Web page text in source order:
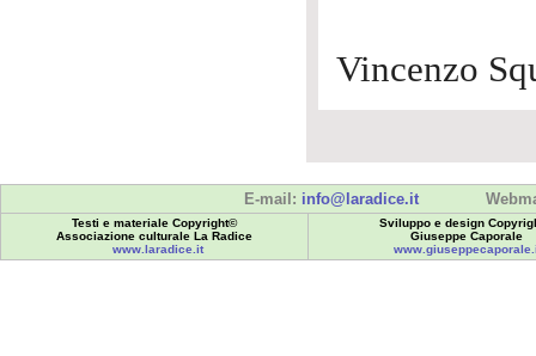
Vincenzo
E-mail: info@laradice.it
Testi e materiale Copyright©
Associazione culturale La Radice
www.laradice.it
Sviluppo e design
Giuseppe Caporale